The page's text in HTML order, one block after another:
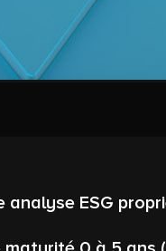
ESG